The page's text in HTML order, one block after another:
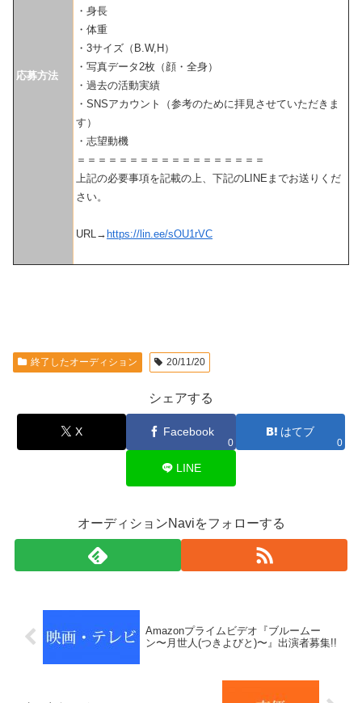
応募方法
・身長
・体重
・3サイズ（B.W,H）
・写真データ2枚（顔・全身）
・過去の活動実績
・SNSアカウント（参考のために拝見させていただきま
す）
・志望動機
＝＝＝＝＝＝＝＝＝＝＝＝＝＝＝＝＝＝
上記の必要事項を記載の上、下記のLINEまでお送りくだ
さい。
URL→ https://lin.ee/sOU1rVC
終了したオーディション 20/11/20
シェアする
X Facebook
0
はてブ
0
LINE
オーディションNaviをフォローする
Amazonプライムビデオ『ブルームー
ン〜月世人(つきよびと)〜』出演者募集!!